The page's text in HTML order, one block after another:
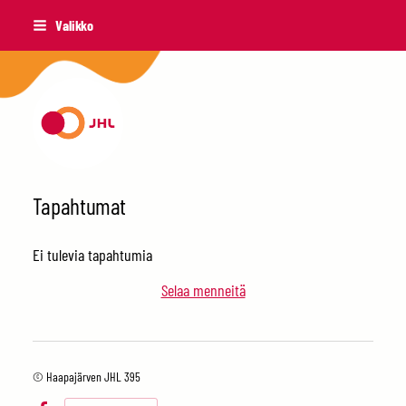
Siirry
sisältöön
Valikko
Haapajärven JHL 395
Tapahtumat
Ei tulevia tapahtumia
Selaa menneitä
© Haapajärven JHL 395